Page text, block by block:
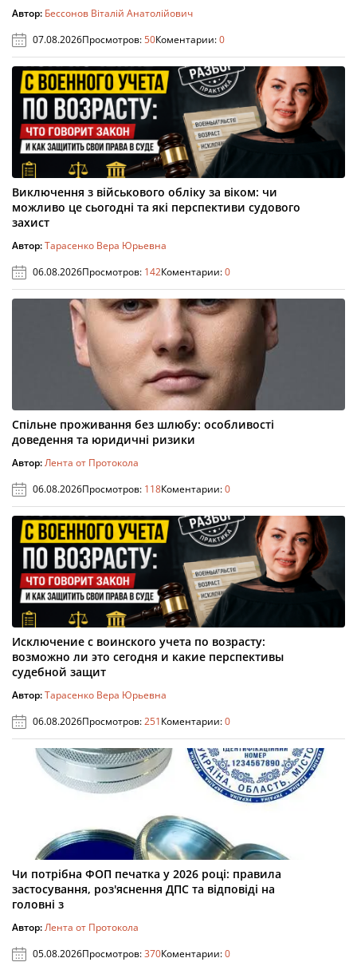
Автор: Бессонов Віталій Анатолійович
07.08.2026Просмотров:50Коментарии:0
Виключення з військового обліку за віком: чи
можливо це сьогодні та які перспективи судового
захист
Автор:Тарасенко Вера Юрьевна
06.08.2026Просмотров: 142Коментарии:0
Спільне проживання без шлюбу: особливості
доведення та юридичні ризики
Автор:Лента от Протокола
06.08.2026Просмотров: 118Коментарии:0
Исключение с воинского учета по возрасту:
возможно ли это сегодня и какие перспективы
судебной защит
Автор:Тарасенко Вера Юрьевна
06.08.2026Просмотров:251Коментарии:0
Чи потрібна ФОП печатка у 2026 році: правила
застосування, роз'яснення ДПС та відповіді на
головні з
Автор:Лента от Протокола
05.08.2026Просмотров:370Коментарии:0